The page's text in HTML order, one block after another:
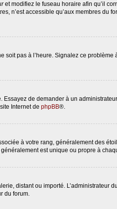
et modifiez le fuseau horaire afin qu’il
n’est accessible qu’aux membres du
soit pas à l’heure. Signalez ce problème
Essayez de demander à un
Internet de phpBB®.
à votre rang, généralement des
est unique ou propre à
distant ou importé. L’administrateur
du forum.